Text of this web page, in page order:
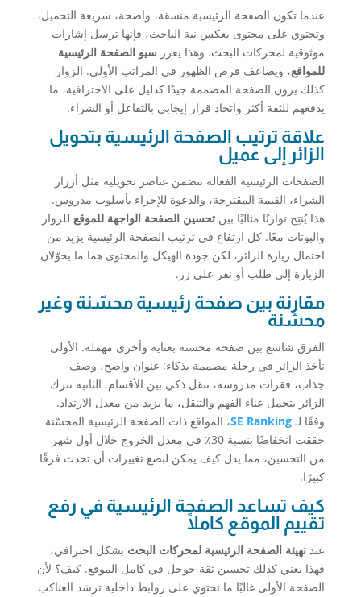
عندما تكون الصفحة الرئيسية منسقة، واضحة، سريعة التحميل،
وتحتوي على محتوى يعكس نية الباحث، فإنها ترسل إشارات
موثوقية لمحركات البحث. وهذا يعزز سيو الصفحة الرئيسية
للمواقع، ويضاعف فرص الظهور في المراتب الأولى. الزوار
كذلك يرون الصفحة المصممة جيدًا كدليل على الاحترافية، ما
يدفعهم للثقة أكثر واتخاذ قرار إيجابي بالتفاعل أو الشراء.
علاقة ترتيب الصفحة الرئيسية بتحويل
الزائر إلى عميل
الصفحات الرئيسية الفعالة تتضمن عناصر تحويلية مثل أزرار
الشراء، القيمة المقترحة، والدعوة للإجراء بأسلوب مدروس.
هذا يُنتِج توازنًا مثاليًا بين تحسين الصفحة الواجهة للموقعللزوار
والبوتات معًا. كل ارتفاع في ترتيب الصفحة الرئيسية يزيد من
احتمال زيارة الزائر، لكن جودة الهيكل والمحتوى هما ما يحوّلان
الزيارة إلى طلب أو نقر على زر.
مقارنة بين صفحة رئيسية محسّنة وغير
محسّنة
الفرق شاسع بين صفحة محسنة بعناية وأخرى مهملة. الأولى
تأخذ الزائر في رحلة مصممة بذكاء: عنوان واضح، وصف
جذاب، فقرات مدروسة، تنقل ذكي بين الأقسام. الثانية تترك
الزائر يتحمل عناء الفهم والتنقل، ما يزيد من معدل الارتداد.
وفقًا لـ SE Ranking، المواقع ذات الصفحة الرئيسية المحسّنة
حققت انخفاضًا بنسبة 30٪ في معدل الخروج خلال أول شهر
من التحسين، مما يدل كيف يمكن لبضع تغييرات أن تحدث فرقًا
كبيرًا.
كيف تساعد الصفحة الرئيسية في رفع
تقييم الموقع كاملًا
عند تهيئة الصفحة الرئيسية لمحركات البحث بشكل احترافي،
فهذا يعني كذلك تحسين ثقة جوجل في كامل الموقع. كيف؟ لأن
الصفحة الأولى غالبًا ما تحتوي على روابط داخلية ترشد العناكب